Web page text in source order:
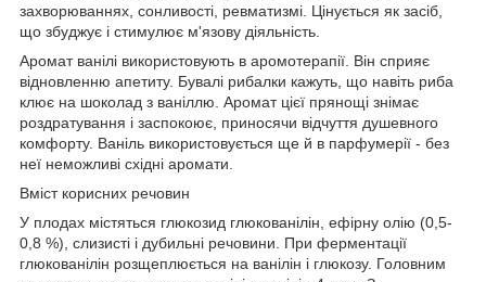
захворюваннях, сонливості, ревматизмі. Цінується як засіб,
що збуджує і стимулює м'язову діяльність.
Аромат ванілі використовують в аромотерапії. Він сприяє
відновленню апетиту. Бувалі рибалки кажуть, що навіть риба
клює на шоколад з ваніллю. Аромат цієї прянощі знімає
роздратування і заспокоює, приносячи відчуття душевного
комфорту. Ваніль використовується ще й в парфумерії - без
неї неможливі східні аромати.
Вміст корисних речовин
У плодах містяться глюкозид глюкованілін, ефірну олію (0,5-
0,8 %), слизисті і дубильні речовини. При ферментації
глюкованілін розщеплюється на ванілін і глюкозу. Головним